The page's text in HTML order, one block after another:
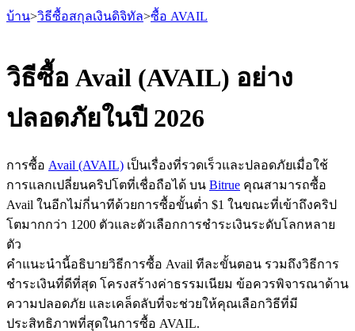
ฟิวเจอร์ส
ฟิวเจอร์ส USDT
ฟิวเจอร์สที่ใช้ USDT เป็นหลักประกัน
บ้าน>วิธีซื้อสกุลเงินดิจิทัล>ซื้อ AVAIL
วิธีซื้อ Avail (AVAIL) อย่าง
ปลอดภัยในปี 2026
การซื้อ Avail (AVAIL) เป็นเรื่องที่รวดเร็วและปลอดภัยเมื่อใช้
การแลกเปลี่ยนคริปโตที่เชื่อถือได้ บน Bitrue คุณสามารถซื้อ
Avail ในอีกไม่กี่นาทีด้วยการซื้อขั้นต่ำ $1 ในขณะที่เข้าถึงคริป
โตมากกว่า 1200 ตัวและตัวเลือกการชำระเงินระดับโลกหลาย
ตัว
คำแนะนำนี้อธิบายวิธีการซื้อ Avail ทีละขั้นตอน รวมถึงวิธีการ
ชำระเงินที่ดีที่สุด โครงสร้างค่าธรรมเนียม ข้อควรพิจารณาด้าน
ความปลอดภัย และเคล็ดลับที่จะช่วยให้คุณเลือกวิธีที่มี
ประสิทธิภาพที่สุดในการซื้อ AVAIL.